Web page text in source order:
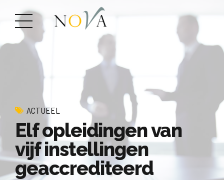
ACTUEEL
Elf opleidingen van
vijf instellingen
geaccrediteerd